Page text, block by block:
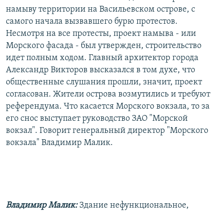
намыву территории на Васильевском острове, с
самого начала вызвавшего бурю протестов.
Несмотря на все протесты, проект намыва - или
Морского фасада - был утвержден, строительство
идет полным ходом. Главный архитектор города
Александр Викторов высказался в том духе, что
общественные слушания прошли, значит, проект
согласован. Жители острова возмутились и требуют
референдума. Что касается Морского вокзала, то за
его снос выступает руководство ЗАО "Морской
вокзал". Говорит генеральный директор "Морского
вокзала" Владимир Малик.
Владимир Малик: Здание нефункциональное,